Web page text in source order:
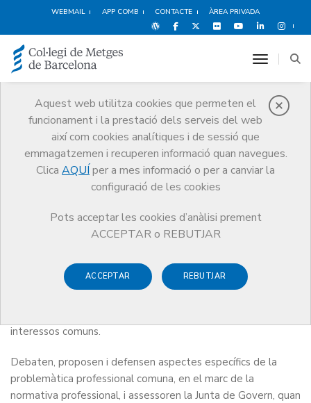
WEBMAIL APP COMB CONTACTE ÀREA PRIVADA
Aquest web utilitza cookies que permeten el
funcionament i la prestació dels serveis del web
així com cookies analítiques i de sessió que
emmagatzemen i recuperen informació quan navegues.
Clica AQUÍ per a mes informació o per a canviar la
configuració de les cookies
Pots acceptar les cookies d’anàlisi prement
ACCEPTAR o REBUTJAR
ACCEPTAR REBUTJAR
toggle
Metges
Metges Alta i baixa de seccions col·legials
Alta i baixa de seccions
col·legials
interessos comuns.
Debaten, proposen i defensen aspectes específics de la
problemàtica professional comuna, en el marc de la
normativa professional, i assessoren la Junta de Govern, quan